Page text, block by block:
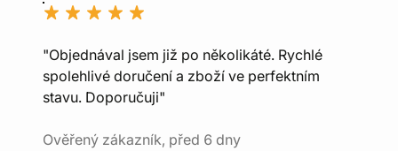
"Objednával jsem již po několikáté. Rychlé
spolehlivé doručení a zboží ve perfektním
stavu. Doporučuji"
Ověřený zákazník, před 6 dny